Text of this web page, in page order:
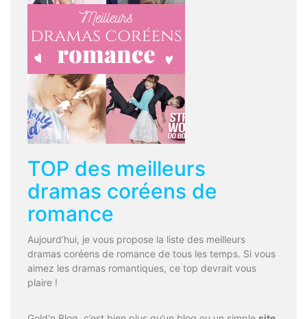
TOP des meilleurs
dramas coréens de
romance
Aujourd’hui, je vous propose la liste des meilleurs
dramas coréens de romance de tous les temps. Si vous
aimez les dramas romantiques, ce top devrait vous
plaire !